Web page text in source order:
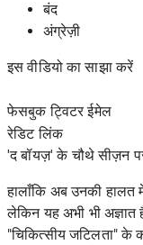
बंद
अंग्रेज़ी
इस वीडियो का साझा करें
फेसबुक ट्विटर ईमेल
रेडिटलिंक
'द बॉयज़' के चौथे सीज़न
हालाँकि अब उनकी
लेकिन यह अभी भी
"चिकित्सीय जटिलता" के